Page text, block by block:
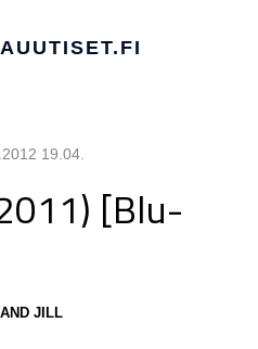
19.04
[Blu-
JILL